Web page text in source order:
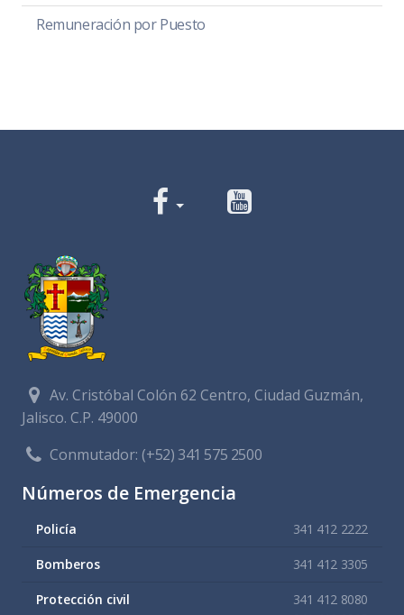
Remuneración por Puesto
Av. Cristóbal Colón 62 Centro, Ciudad Guzmán,
Jalisco. C.P. 49000
Conmutador:(+52) 341 575 2500
Números de Emergencia
Policía 341 412 2222
Bomberos 341 412 3305
Protección civil
341 412 8080